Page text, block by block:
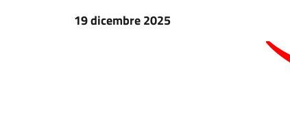
19 dicembre 2025